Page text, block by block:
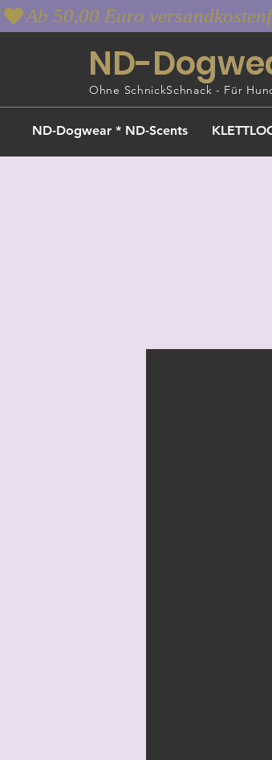
ND-Dogwear * ND-Scents
ND-
Ohne SchnickSchnack - Für